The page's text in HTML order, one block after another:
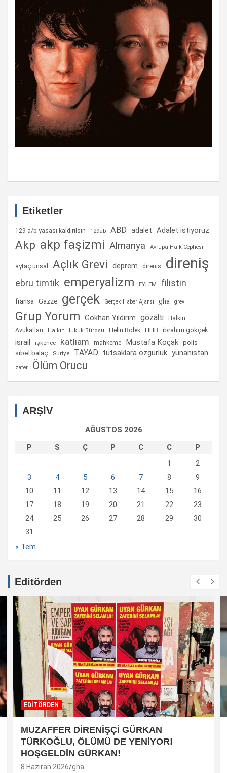
Etiketler
129 a/b yasası kaldırılsın 129ab ABD adalet Adalet istiyoruz
Akp akp faşizmi Almanya Avrupa Halk Cephesi
aytaç ünsal Açlık Grevi deprem direnis direniş
ebru timtik emperyalizm EYLEM filistin
fransa Gazze gerçek Gerçek Haber Ajansı gha grev
Grup Yorum Gökhan Yıldırım gözaltı
Halkın
Avukatları
Halkın Hukuk Bürosu Helin Bölek HHB ibrahim gökçek
israil işkence katliam mahkeme Mustafa Koçak polis
sibel balaç Suriye TAYAD tutsaklara ozgurluk yunanistan
zafer Ölüm Orucu
ARŞİV
AĞUSTOS 2026
P
S Ç P C C
P
1
2
3
4 5 6 7 8
9
10
11 12 13 14 15
16
17
18 19 20 21 22
23
24
25 26 27 28 29
30
31
« Tem
Editörden
EDİTÖRDEN
MUZAFFER DİRENİŞÇİ GÜRKAN
TÜRKOĞLU, ÖLÜMÜ DE YENİYOR!
HOŞGELDİN GÜRKAN!
8 Haziran 2026 gha